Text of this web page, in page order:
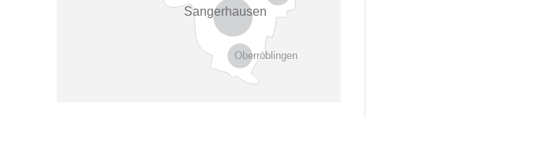
Sangerhausen
Oberröblingen